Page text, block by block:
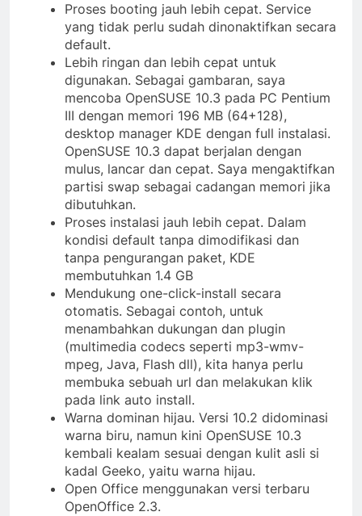
Proses booting jauh lebih cepat. Service
yang tidak perlu sudah dinonaktifkan secara
default.
Lebih ringan dan lebih cepat untuk
digunakan. Sebagai gambaran, saya
mencoba OpenSUSE 10.3 pada PC Pentium
III dengan memori 196 MB (64+128),
desktop manager KDE dengan full instalasi.
OpenSUSE 10.3 dapat berjalan dengan
mulus, lancar dan cepat. Saya mengaktifkan
partisi swap sebagai cadangan memori jika
dibutuhkan.
Proses instalasi jauh lebih cepat. Dalam
kondisi default tanpa dimodifikasi dan
tanpa pengurangan paket, KDE
membutuhkan 1.4 GB
Mendukung one-click-install secara
otomatis. Sebagai contoh, untuk
menambahkan dukungan dan plugin
(multimedia codecs seperti mp3-wmv-
mpeg, Java, Flash dll), kita hanya perlu
membuka sebuah url dan melakukan klik
pada link auto install.
Warna dominan hijau. Versi 10.2 didominasi
warna biru, namun kini OpenSUSE 10.3
kembali kealam sesuai dengan kulit asli si
kadal Geeko, yaitu warna hijau.
Open Office menggunakan versi terbaru
OpenOffice 2.3.